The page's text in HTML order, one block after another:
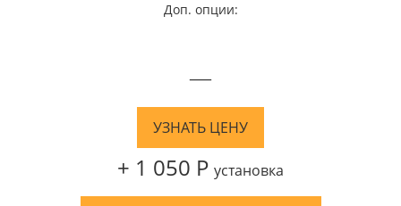
Доп. опции:
—
УЗНАТЬ ЦЕНУ
+ 1 050 Р установка